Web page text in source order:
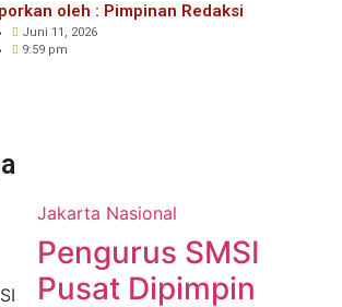
oleh : Pimpinan Redaksi
Juni 11, 2026
9:59 pm
Jakarta Nasional
Pengurus SMSI
Pusat Dipimpin